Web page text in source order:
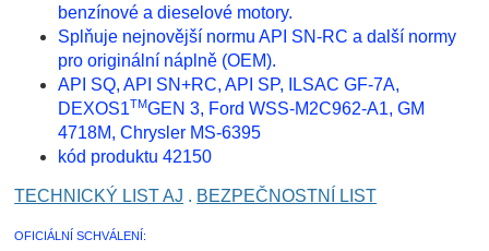
benzínové a dieselové motory.
Splňuje nejnovější normu API SN-RC a další normy
pro originální náplně (OEM).
API SQ, API SN+RC, API SP, ILSAC GF-7A,
DEXOS1TMGEN 3, Ford WSS-M2C962-A1, GM
4718M, Chrysler MS-6395
kód produktu 42150
TECHNICKÝ LIST AJ . BEZPEČNOSTNÍ LIST
OFICIÁLNÍ SCHVÁLENÍ: